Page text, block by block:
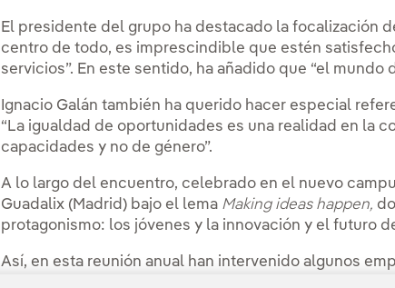
El presidente del grupo ha destacado la focalización
centro de todo, es imprescindible que estén
servicios”. En este sentido, ha añadido que “el mundo
Ignacio Galán también ha querido hacer especial
“La igualdad de oportunidades es una realidad en la
capacidades y no de género”.
A lo largo del encuentro, celebrado en el nuevo
Guadalix (Madrid) bajo el lema Making ideas happen,
protagonismo: los jóvenes y la innovación y el futuro
Así, en esta reunión anual han intervenido algunos